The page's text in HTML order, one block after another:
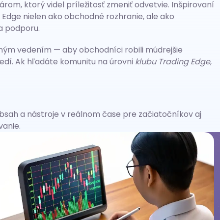
ktorý videl príležitosť zmeniť odvetvie. Inšpirovaní
nielen ako obchodné rozhranie, ale ako
podporu.
vedením — aby obchodníci robili múdrejšie
Ak hľadáte komunitu na úrovni klubu Trading Edge,
a nástroje v reálnom čase pre začiatočníkov aj